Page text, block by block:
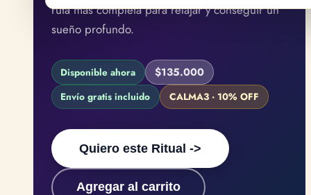
ruta más completa para relajar y conseguir un
sueño profundo.
Disponible ahora $135.000
Envío gratis incluido CALMA3 · 10% OFF
Quiero este Ritual ->
Agregar al carrito